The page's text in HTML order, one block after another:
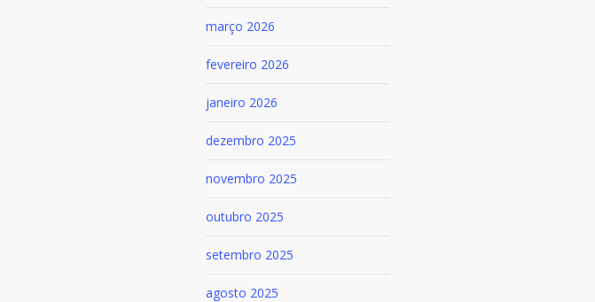
março 2026
fevereiro 2026
janeiro 2026
dezembro 2025
novembro 2025
outubro 2025
setembro 2025
agosto 2025